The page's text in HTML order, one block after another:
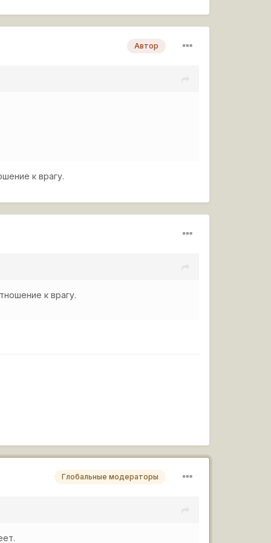
Автор
к врагу.
к врагу.
Глобальные модераторы